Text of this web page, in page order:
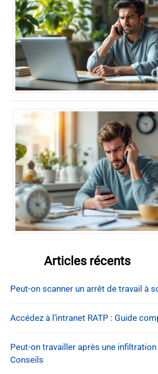
Articles récents
Peut-on scanner un arrêt de travail à
Accédez à l’intranet RATP : Guide
Peut-on travailler après une infiltration
Conseils